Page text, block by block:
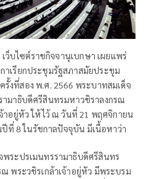
ว็บไซต์ราชกิจจานุเบกษา เผยแพร่
าเรียกประชุมรัฐสภาสมัยประชุม
งที่สอง พ.ศ. 2566 พระบาทสมเด็จ
ามาธิบดีศรีสินทรมหาวชิราลงกรณ
าอยู่หัว ให้ไว้ ณ วันที่ 21 พฤศจิกายน
ปีที่ 8 ในรัชกาลปัจจุบัน มีเนื้อหาว่า
พระปรเมนทรรามาธิบดีศรีสินทร
พระวชิรเกล้าเจ้าอยู่หัว มีพระบรม